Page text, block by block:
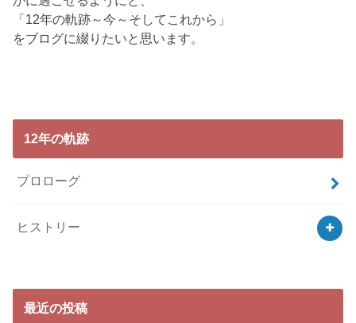
「12年の軌跡～今～そしてこれから」
をブログに綴りたいと思います。
12年の軌跡
プロローグ
ヒストリー
最近の投稿